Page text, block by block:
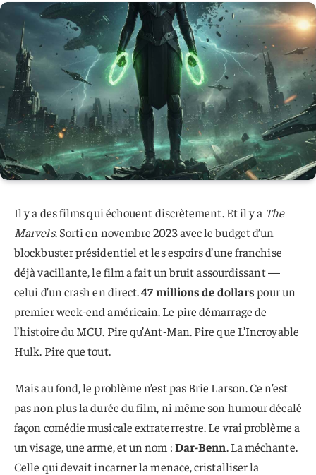
Il y a des films qui échouent discrètement. Et il y a The
Marvels. Sorti en novembre 2023 avec le budget d’un
blockbuster présidentiel et les espoirs d’une franchise
déjà vacillante, le film a fait un bruit assourdissant —
celui d’un crash en direct.47 millions de dollarspour un
premier week-end américain. Le pire démarrage de
l’histoire du MCU. Pire qu’Ant-Man. Pire que L’Incroyable
Hulk. Pire que tout.
Mais au fond, le problème n’est pas Brie Larson. Ce n’est
pas non plus la durée du film, ni même son humour décalé
façon comédie musicale extraterrestre. Le vrai problème a
un visage, une arme, et un nom :Dar-Benn. La méchante.
Celle qui devait incarner la menace, cristalliser la